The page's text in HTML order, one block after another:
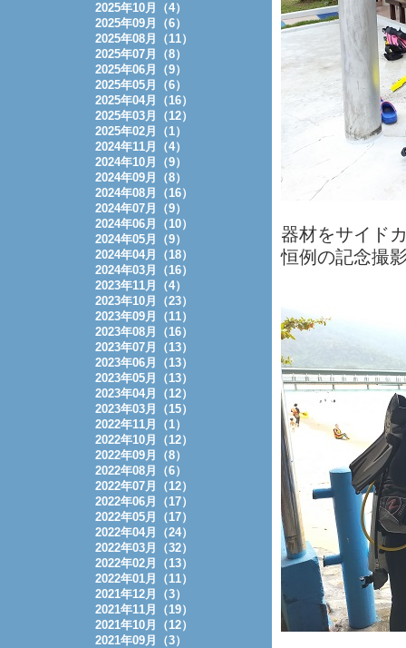
器材をサイド
恒例の記念撮
2025年10月（4）
2025年09月（6）
2025年08月（11）
2025年07月（8）
2025年06月（9）
2025年05月（6）
2025年04月（16）
2025年03月（12）
2025年02月（1）
2024年11月（4）
2024年10月（9）
2024年09月（8）
2024年08月（16）
2024年07月（9）
2024年06月（10）
2024年05月（9）
2024年04月（18）
2024年03月（16）
2023年11月（4）
2023年10月（23）
2023年09月（11）
2023年08月（16）
2023年07月（13）
2023年06月（13）
2023年05月（13）
2023年04月（12）
2023年03月（15）
2022年11月（1）
2022年10月（12）
2022年09月（8）
2022年08月（6）
2022年07月（12）
2022年06月（17）
2022年05月（17）
2022年04月（24）
2022年03月（32）
2022年02月（13）
2022年01月（11）
2021年12月（3）
2021年11月（19）
2021年10月（12）
2021年09月（3）